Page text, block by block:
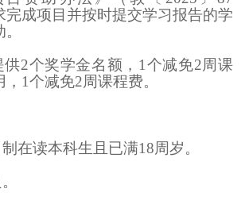
完成项目并按时提交学习报告的学
供2个奖学金名额，1个减免2周课
1个减免2周课程费。
在读本科生且已满18周岁。